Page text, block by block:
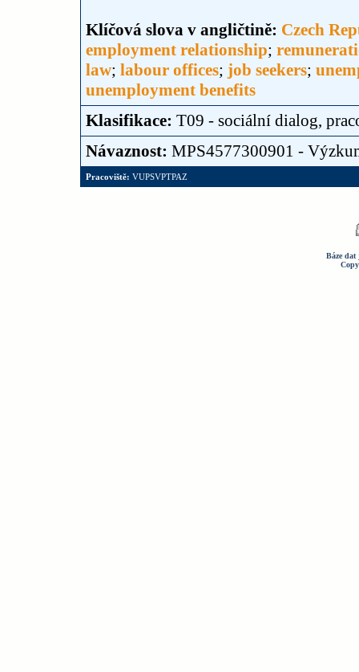
Klíčová slova v angličtině: Czech
employment relationship;
law; labour offices; job seekers;
unemployment benefits
Klasifikace: T09 - sociální dialog,
Návaznost: MPS4577300901 -
Pracoviště: VUPSVPTPAZ
Báze dat